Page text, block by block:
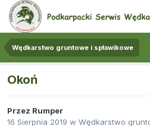
Wędkarstwo gruntowe i spławikowe
Okoń
Przez Rumper
16 Sierpnia 2019 w Wędkarstwo